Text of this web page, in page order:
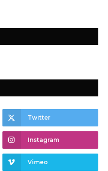
Twitter
Instagram
Vimeo